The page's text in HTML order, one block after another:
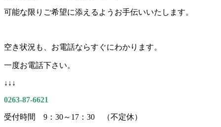
可能な限りご希望に添えるようお手伝いいたします。
空き状況も、お電話ならすぐにわかります。
一度お電話下さい。
↓↓↓
0263-87-6621
受付時間 9：30～17：30 （不定休）